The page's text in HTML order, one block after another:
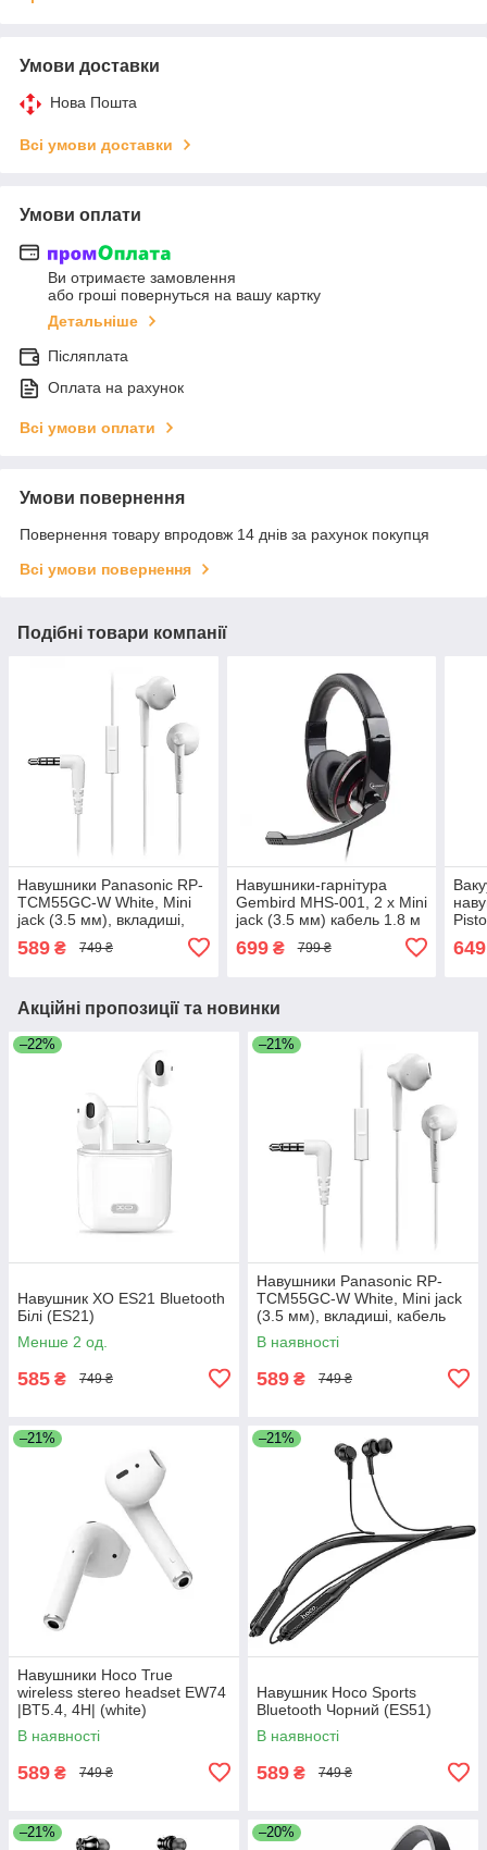
Умови доставки
Нова Пошта
Всі умови доставки
Умови оплати
Ви отримаєте замовлення
або гроші повернуться на вашу картку
Детальніше
Післяплата
Оплата на рахунок
Всі умови оплати
Умови повернення
Повернення товару впродовж 14 днів за рахунок покупця
Всі умови повернення
Подібні товари компанії
Навушники Panasonic RP-
TCM55GC-W White, Mini
jack (3.5 мм), вкладиші,
589 ₴ 749 ₴
Навушники-гарнітура
Gembird MHS-001, 2 x Mini
jack (3.5 мм) кабель 1.8 м
699₴ 799 ₴ 649
Акційні пропозиції та новинки
–22%
Навушник XO ES21 Bluetooth
Білі (ES21)
Менше 2 од.
585 ₴ 749 ₴
–21%
Навушники Panasonic RP-
TCM55GC-W White, Mini jack
(3.5 мм), вкладиші, кабель
1,1 м
В наявності
589 ₴ 749 ₴
–21%
Навушники Hoco True
wireless stereo headset EW74
|BT5.4, 4H| (white)
В наявності
589 ₴ 749 ₴
–21%
Навушник Hoco Sports
Bluetooth Чорний (ES51)
В наявності
589 ₴ 749 ₴
–21% –20%